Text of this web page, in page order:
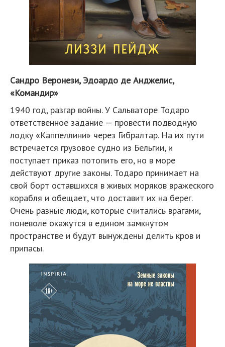
Сандро Веронези, Эдоардо де Анджелис,
«Командир»
1940 год, разгар войны. У Сальваторе Тодаро
ответственное задание — провести подводную
лодку «Каппеллини» через Гибралтар. На их пути
встречается грузовое судно из Бельгии, и
поступает приказ потопить его, но в море
действуют другие законы. Тодаро принимает на
свой борт оставшихся в живых моряков вражеского
корабля и обещает, что доставит их на берег.
Очень разные люди, которые считались врагами,
поневоле окажутся в едином замкнутом
пространстве и будут вынуждены делить кров и
припасы.